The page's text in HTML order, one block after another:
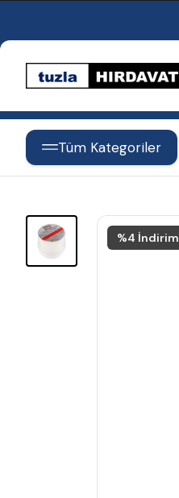
Tüm Kategoriler
%4 İndirim